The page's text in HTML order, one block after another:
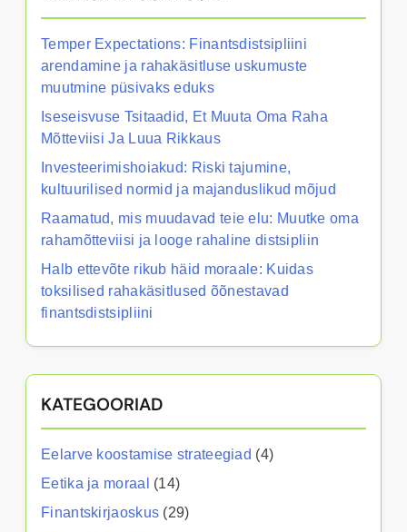
Temper Expectations: Finantsdistsipliini
arendamine ja rahakäsitluse uskumuste
muutmine püsivaks eduks
Iseseisvuse Tsitaadid, Et Muuta Oma Raha
Mõtteviisi Ja Luua Rikkaus
Investeerimishoiakud: Riski tajumine,
kultuurilised normid ja majanduslikud mõjud
Raamatud, mis muudavad teie elu: Muutke oma
rahamõtteviisi ja looge rahaline distsipliin
Halb ettevõte rikub häid moraale: Kuidas
toksilised rahakäsitlused õõnestavad
finantsdistsipliini
KATEGOORIAD
Eelarve koostamise strateegiad (4)
Eetika ja moraal
(14)
Finantskirjaoskus (29)